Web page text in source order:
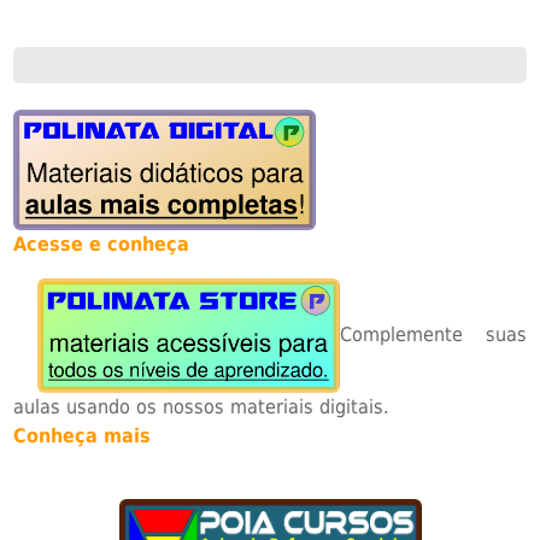
Acesse e conheça
Complemente suas
aulas usando os nossos materiais digitais.
Conheça mais